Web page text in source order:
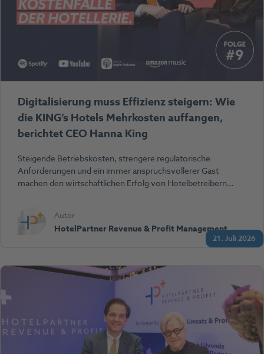
21. Juli 2026
Digitalisierung muss Effizienz steigern: Wie
die KING’s Hotels Mehrkosten auffangen,
berichtet CEO Hanna King
Steigende Betriebskosten, strengere regulatorische
Anforderungen und ein immer anspruchsvollerer Gast
machen den wirtschaftlichen Erfolg von Hotelbetreibern…
Autor
HotelPartner Revenue & Profit Management